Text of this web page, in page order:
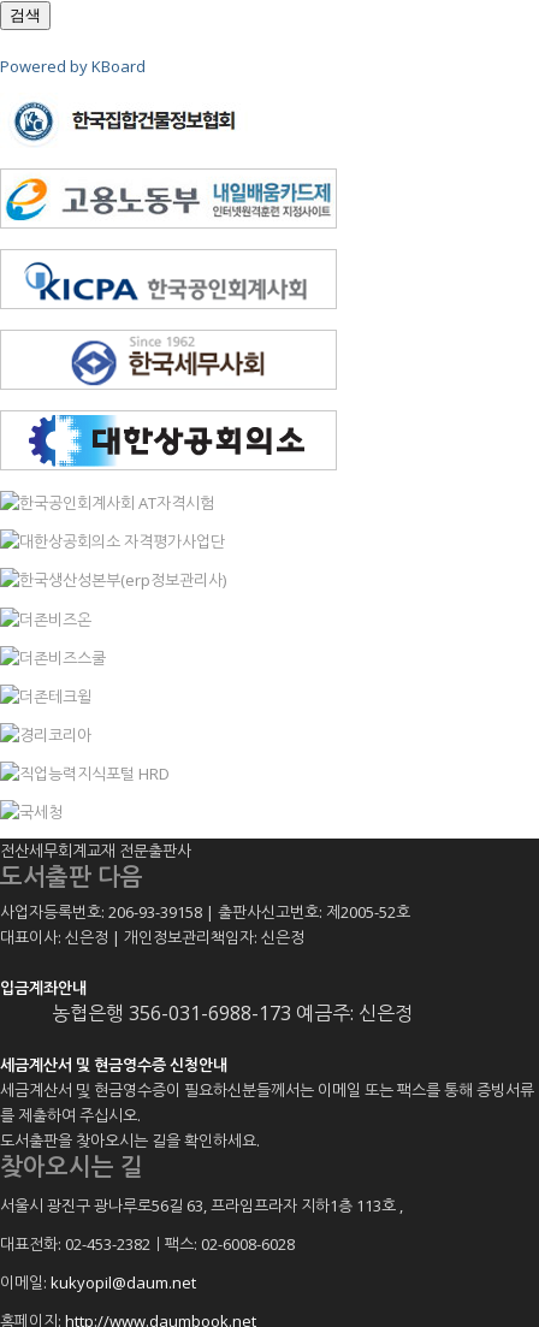
검색
Powered by KBoard
전산세무회계교재 전문출판사
도서출판 다음
사업자등록번호: 206-93-39158 | 출판사신고번호: 제2005-52호
대표이사: 신은정 | 개인정보관리책임자: 신은정
입금계좌안내
농협은행 356-031-6988-173 예금주: 신은정
세금계산서 및 현금영수증 신청안내
세금계산서 및 현금영수증이 필요하신분들께서는 이메일 또는 팩스를 통해 증빙서류
를 제출하여 주십시오.
도서출판을 찾아오시는 길을 확인하세요.
찾아오시는 길
서울시 광진구 광나루로56길 63, 프라임프라자 지하1층 113호 ,
대표전화: 02-453-2382ㅣ팩스: 02-6008-6028
이메일: kukyopil@daum.net
홈페이지: http://www.daumbook.net